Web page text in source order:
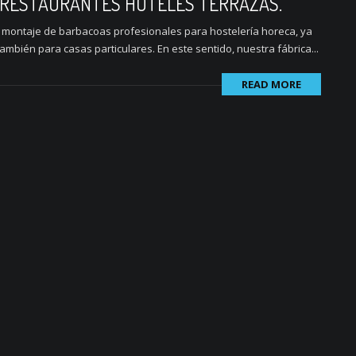
de barbacoas profesionales para hostelería horeca, ya
para casas particulares. En este sentido, nuestra fábrica...
READ MORE